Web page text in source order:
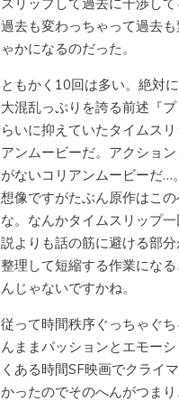
過去も変わっちゃって過去
ゃかになるのだった。
ともかく10回は多い。絶対
大混乱っぷりを誇る前述『
らいに抑えていたタイムス
アンムービーだ。アクショ
がないコリアンムービーだ…。
想像ですがたぶん原作はこ
な。なんかタイムスリップ
説よりも話の筋に避ける部
整理して短縮する作業にな
んじゃないですかね。
従って時間秩序ぐっちゃぐ
んままパッションとエモー
くある時間SF映画でクライ
かったのでそのへんがつま